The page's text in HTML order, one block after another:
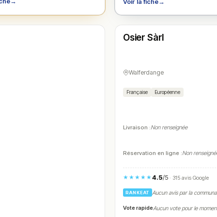
Voir la fiche→
N° 4
Fermé(11:30 – 14:30, 18:00 – 23:00)
Osier Sàrl
Walferdange
Française Européenne
Livraison :Non renseignée
Réservation en ligne :Non
★★★★★4.5/5· 315 avis Google
RANKEAT Aucun avis par la
Vote rapideAucun vote pour le